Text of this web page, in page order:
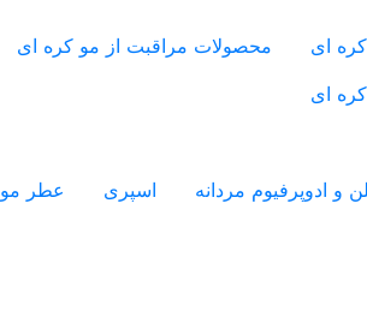
ای
ای
محصولات مراقبت از مو کره ای
و ادوپرفیوم مردانه اسپری
عطر مو